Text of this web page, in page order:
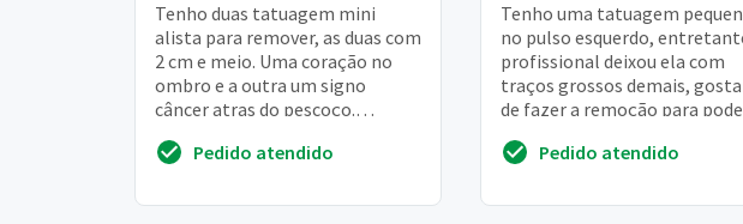
Tenho duas tatuagem mini
alista para remover, as duas com
2 cm e meio. Uma coração no
ombro e a outra um signo
câncer atras do pescoço.
Pedido atendido
Tenho uma tatuagem
no pulso esquerdo,
profissional deixou ela com
traços grossos demais,
de fazer a remoção para
com out...Pedido atendido